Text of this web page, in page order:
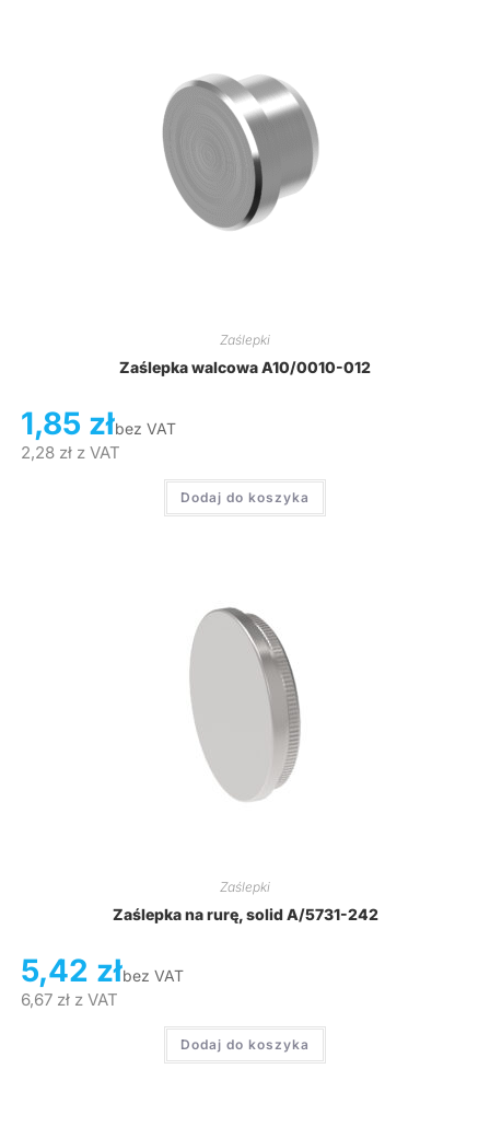
Zaślepki
Zaślepka walcowa A10/0010-012
1,85 złbez VAT
2,28 złz VAT
Dodaj do koszyka
Zaślepki
Zaślepka na rurę, solid A/5731-242
5,42 złbez VAT
6,67 złz VAT
Dodaj do koszyka